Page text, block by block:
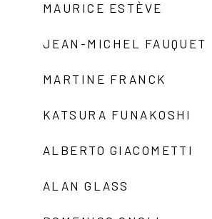
MAURICE ESTÈVE
JEAN-MICHEL FAUQUET
MARTINE FRANCK
KATSURA FUNAKOSHI
ALBERTO GIACOMETTI
ALAN GLASS